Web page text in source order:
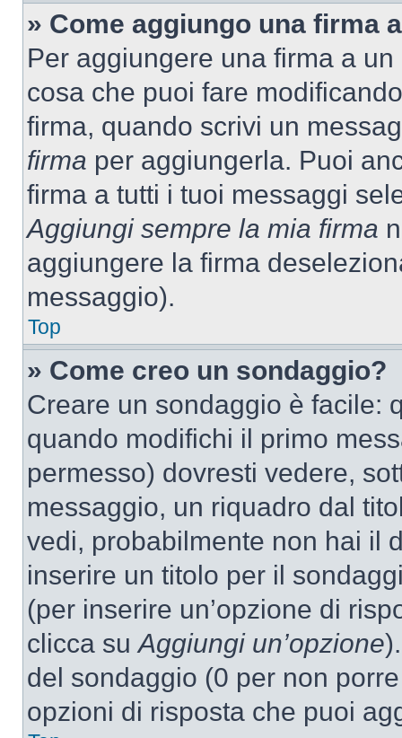
» Come aggiungo una firma
Per aggiungere una firma a
cosa che puoi fare
firma, quando scrivi un
firma per aggiungerla. Puoi
firma a tutti i tuoi messaggi
Aggiungi sempre la mia firma
aggiungere la firma
messaggio).
Top
» Come creo un sondaggio?
Creare un sondaggio è facile:
quando modifichi il primo
permesso) dovresti vedere,
messaggio, un riquadro dal
vedi, probabilmente non hai il
inserire un titolo per il
(per inserire un’opzione di
clicca suAggiungi un’opzione
del sondaggio (0 per non
opzioni di risposta che puoi